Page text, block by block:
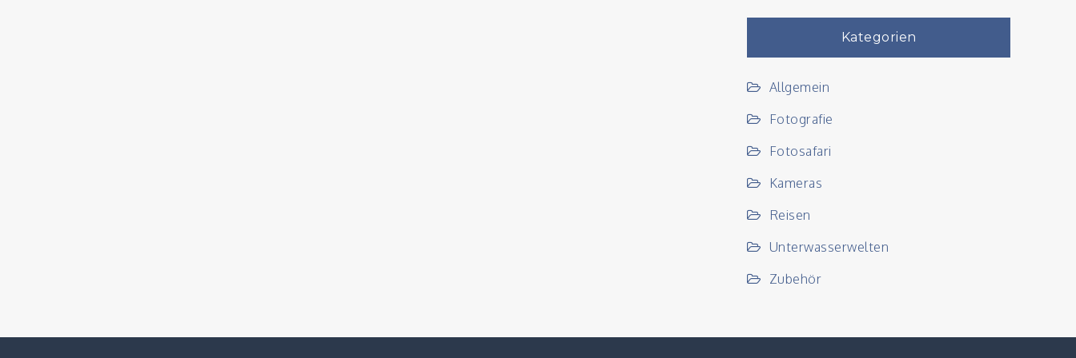
Kategorien
Allgemein
Fotografie
Fotosafari
Kameras
Reisen
Unterwasserwelten
Zubehör